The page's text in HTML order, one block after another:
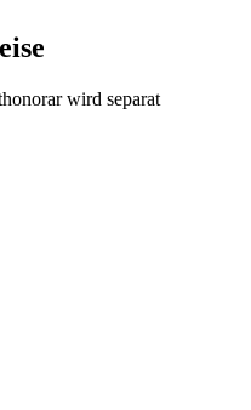
wird separat